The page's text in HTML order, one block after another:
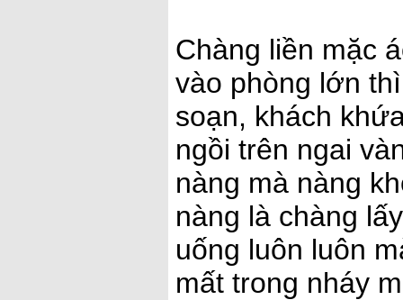
Chàng liền mặc
vào phòng lớn
soạn, khách
ngồi trên ngai
nàng mà nàng
nàng là chàng
uống luôn luôn
mất trong nháy